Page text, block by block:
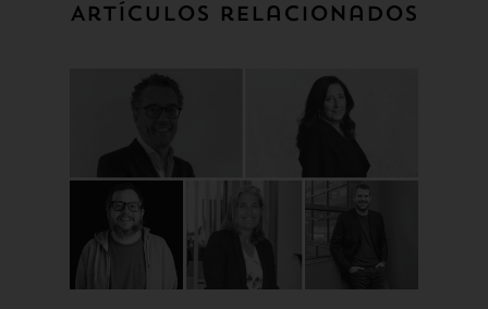
Artículos relacionados